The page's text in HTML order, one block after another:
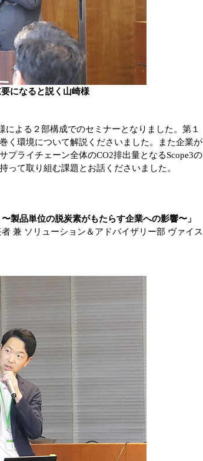
になると説く山崎様
による２部構成でのセミナーとなりました。第１
く環境について解説くださいました。また企業が
プライチェーン全体のCO2排出量となるScope3の
って取り組む課題とお話くださいました。
製品単位の脱炭素がもたらす企業への影響〜」
者 兼 ソリューション＆アドバイザリー部 ヴァイス